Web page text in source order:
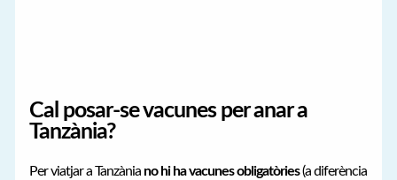
Cal posar-se vacunes per anar a
Tanzània?
Per viatjar a Tanzània no hi ha vacunes obligatòries(a diferència